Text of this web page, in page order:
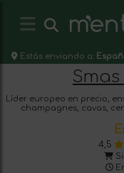
Estás enviando a:
Líder europeo en precio,
champagnes, cavas,
4,5